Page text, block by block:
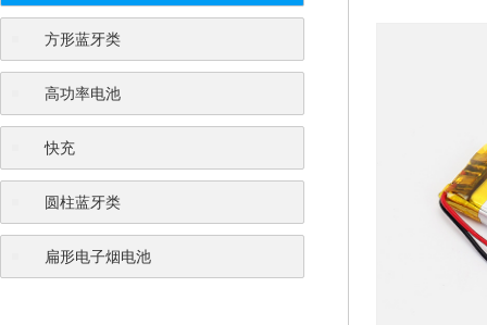
方形蓝牙类
高功率电池
快充
圆柱蓝牙类
扁形电子烟电池